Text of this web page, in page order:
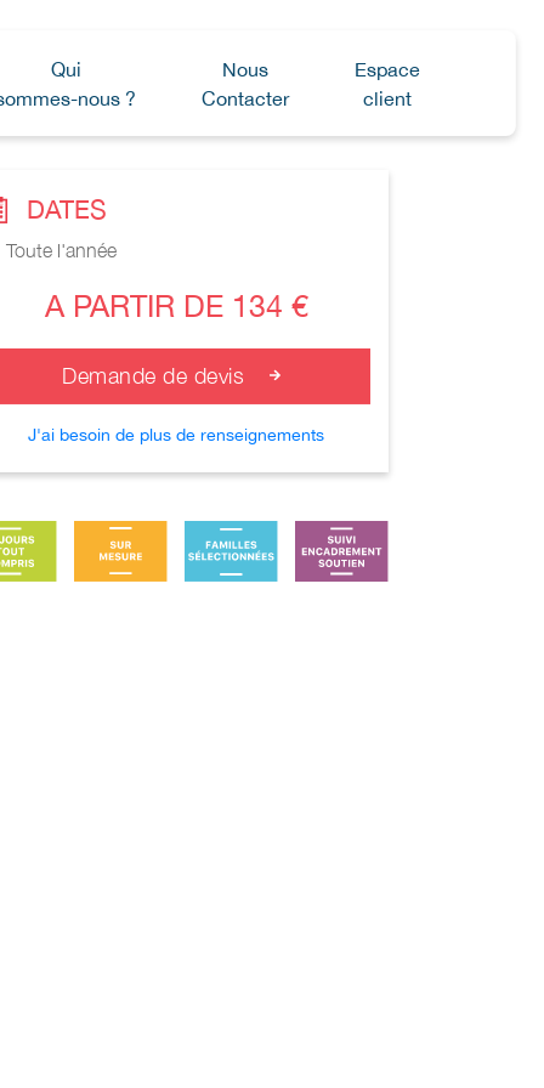
Qui
nous ?
Nous
Contacter
Espace
client
DATES
Toute l'année
A PARTIR DE 134 €
Demande de devis
J'ai besoin de plus de renseignements